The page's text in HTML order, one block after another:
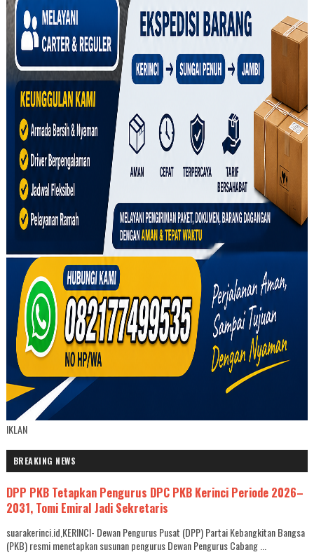
IKLAN
BREAKING NEWS
DPP PKB Tetapkan Pengurus DPC PKB Kerinci Periode 2026–
2031, Tomi Emiral Jadi Sekretaris
suarakerinci.id,KERINCI- Dewan Pengurus Pusat (DPP) Partai Kebangkitan Bangsa
(PKB) resmi menetapkan susunan pengurus Dewan Pengurus Cabang ...